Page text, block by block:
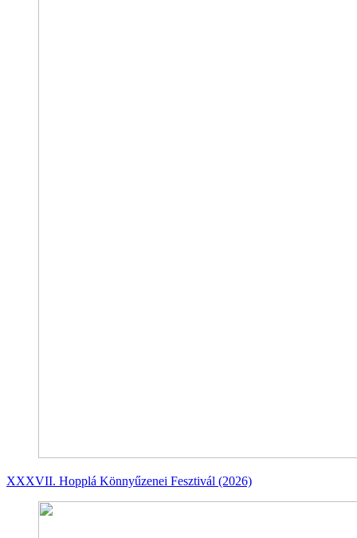
XXXVII. Hopplá Könnyűzenei Fesztivál (2026)